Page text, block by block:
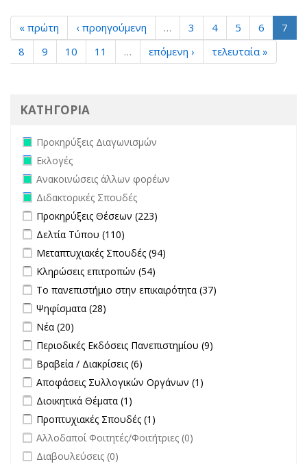
« πρώτη ‹ προηγούμενη … 3 4 5 6
7
8
9 10 11 … επόμενη › τελευταία »
ΚΑΤΗΓΟΡΙΑ
Remove Προκηρύξεις Διαγωνισμών filter
Προκηρύξεις Διαγωνισμών
Remove Εκλογές filter
Εκλογές
Remove Ανακοινώσεις άλλων φορέων filter
Ανακοινώσεις άλλων φορέων
Remove Διδακτορικές Σπουδές filter
Διδακτορικές Σπουδές
Apply Προκηρύξεις Θέσεων filter
Προκηρύξεις Θέσεων (223)
Apply Δελτία Τύπου filter
Δελτία Τύπου (110)
Apply Μεταπτυχιακές Σπουδές filter
Μεταπτυχιακές Σπουδές (94)
Apply Κληρώσεις επιτροπών filter
Κληρώσεις επιτροπών (54)
Apply Το πανεπιστήμιο στην επικαιρότητα filter
Το πανεπιστήμιο στην επικαιρότητα (37)
Apply Ψηφίσματα filter
Ψηφίσματα (28)
Apply Νέα filter
Νέα (20)
Apply Περιοδικές Εκδόσεις Πανεπιστημίου filter
Περιοδικές Εκδόσεις Πανεπιστημίου (9)
Apply Βραβεία / Διακρίσεις filter
Βραβεία / Διακρίσεις (6)
Apply Αποφάσεις Συλλογικών Οργάνων filter
Αποφάσεις Συλλογικών Οργάνων (1)
Apply Διοικητικά Θέματα filter
Διοικητικά Θέματα (1)
Apply Προπτυχιακές Σπουδές filter
Προπτυχιακές Σπουδές (1)
undefined
Αλλοδαποί Φοιτητές/Φοιτήτριες (0)
undefined
Διαβουλεύσεις (0)